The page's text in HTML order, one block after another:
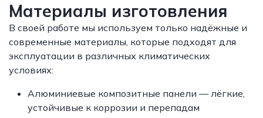
Материалы изготовления
В своей работе мы используем только надёжные и
современные материалы, которые подходят для
эксплуатации в различных климатических
условиях:
Алюминиевые композитные панели — лёгкие,
устойчивые к коррозии и перепадам